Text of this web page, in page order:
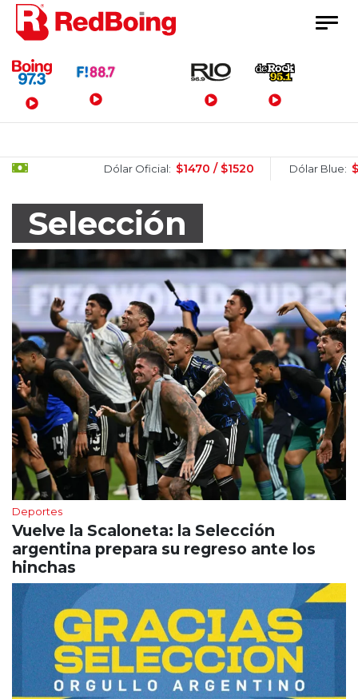
Menú Principal
Dólar Oficial: $1470 / $1520 Dólar Blue: $1505 /
Selección
Deportes
Vuelve la Scaloneta: la Selección
argentina prepara su regreso ante los
hinchas